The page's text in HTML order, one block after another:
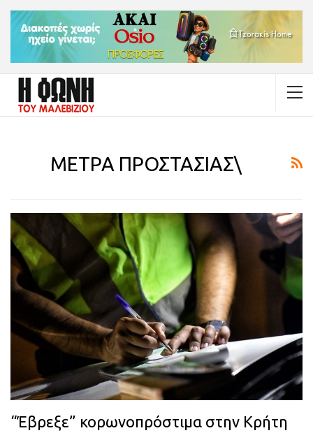
ΜΕΤΡΑ ΠΡΟΣΤΑΣΙΑΣ\
“Έβρεξε” κορωνοπρόστιμα στην Κρήτη